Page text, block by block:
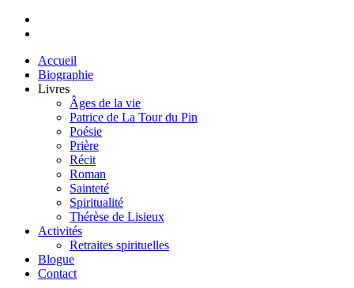
Accueil
Biographie
Livres
Âges de la vie
Patrice de La Tour du Pin
Poésie
Prière
Récit
Roman
Sainteté
Spiritualité
Thérèse de Lisieux
Activités
Retraites spirituelles
Blogue
Contact